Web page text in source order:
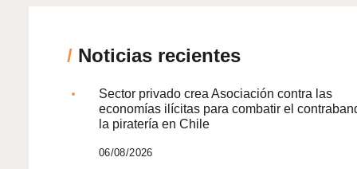
/ Noticias recientes
Sector privado crea Asociación contra las
economías ilícitas para combatir el
la piratería en Chile
06/08/2026